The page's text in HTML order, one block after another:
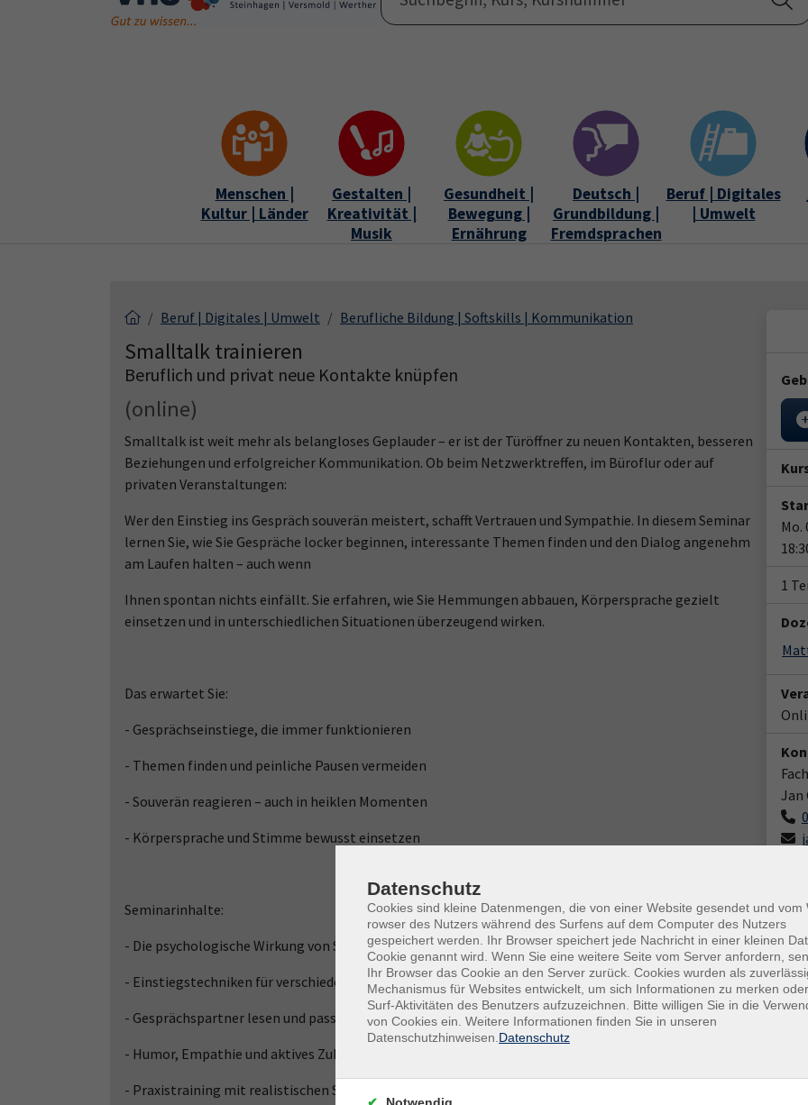
Skip to main content
Menschen |
Kultur | Länder
Gestalten |
Kreativität |
Musik
Gesundheit |
Bewegung |
Ernährung
Deutsch |
Grundbildung |
Fremdsprachen
Beruf | Digitales
| Umwelt
Beruf | Digitales | Umwelt Berufliche Bildung | Softskills | Kommunikation
Smalltalk trainieren
Beruflich und privat neue Kontakte knüpfen
(online)
Smalltalk ist weit mehr als belangloses Geplauder – er ist der Türöffner zu neuen Kontakten, besseren
Beziehungen und erfolgreicher Kommunikation. Ob beim Netzwerktreffen, im Büroflur oder auf
privaten Veranstaltungen:
Wer den Einstieg ins Gespräch souverän meistert, schafft Vertrauen und Sympathie. In diesem Seminar
lernen Sie, wie Sie Gespräche locker beginnen, interessante Themen finden und den Dialog angenehm
am Laufen halten – auch wenn
Ihnen spontan nichts einfällt. Sie erfahren, wie Sie Hemmungen abbauen, Körpersprache gezielt
einsetzen und in unterschiedlichen Situationen überzeugend wirken.
Das erwartet Sie:
- Gesprächseinstiege, die immer funktionieren
- Themen finden und peinliche Pausen vermeiden
- Souverän reagieren – auch in heiklen Momenten
- Körpersprache und Stimme bewusst einsetzen
Seminarinhalte:
- Die psychologische Wirkung von Smalltalk
- Einstiegstechniken für verschiedene Situationen
- Gesprächspartner lesen und passende Themen finden
- Humor, Empathie und aktives Zuhören gezielt nutzen
- Praxistraining mit realistischen Smalltalk-Situationen
Mo.
1
Jan
Datenschutz
Cookies sind kleine Datenmengen, die von einer Website gesendet und vom
rowser des Nutzers während des Surfens auf dem Computer des Nutzers
gespeichert werden. Ihr Browser speichert jede Nachricht in einer kleinen
Cookie genannt wird. Wenn Sie eine weitere Seite vom Server anfordern,
Ihr Browser das Cookie an den Server zurück. Cookies wurden als
Mechanismus für Websites entwickelt, um sich Informationen zu merken
Surf-Aktivitäten des Benutzers aufzuzeichnen. Bitte willigen Sie in die
von Cookies ein. Weitere Informationen finden Sie in unseren
Datenschutzhinweisen. Datenschutz